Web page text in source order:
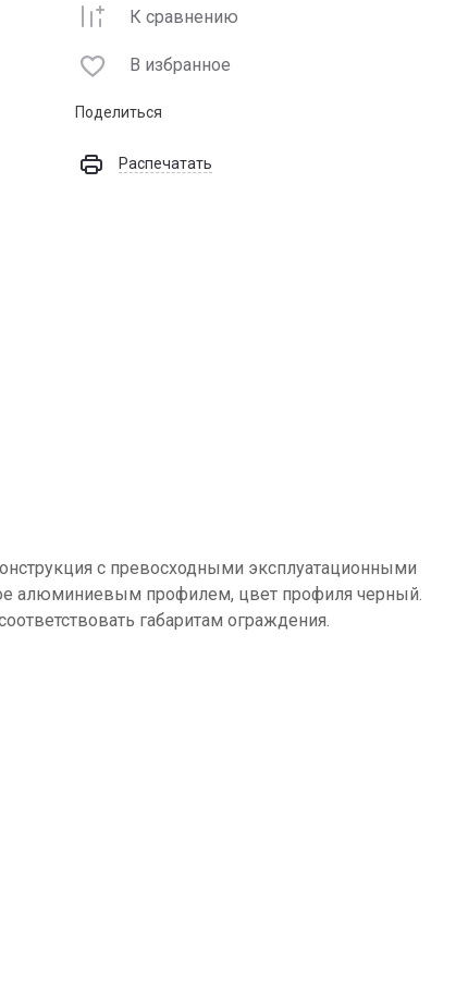
К сравнению
В избранное
Поделиться
Распечатать
с превосходными эксплуатационными
алюминиевым профилем, цвет профиля черный.
габаритам ограждения.